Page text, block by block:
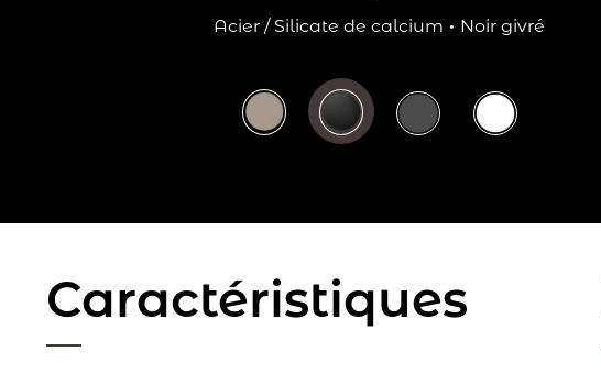
Acier / Silicate de calcium · Noir givré
Caractéristiques